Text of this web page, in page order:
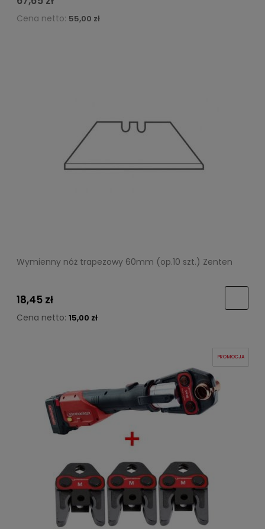
Cena netto: 55,00 zł
Wymienny nóż trapezowy 60mm (op.10 szt.) Zenten
18,45 zł
Cena netto: 15,00 zł
PROMOCJA